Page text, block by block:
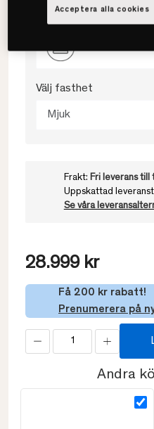
Välj storlek
Välj fasthet
Mjuk
Frakt: Fri leverans till
Uppskattad
Se våra
28.999 kr
Få 200 kr rabatt!
Prenumerera på
Andra
Acceptera alla cookies